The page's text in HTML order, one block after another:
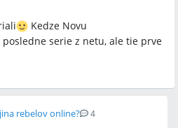
Kedze Novu
serie z netu, ale tie prve
rebelov online? 4